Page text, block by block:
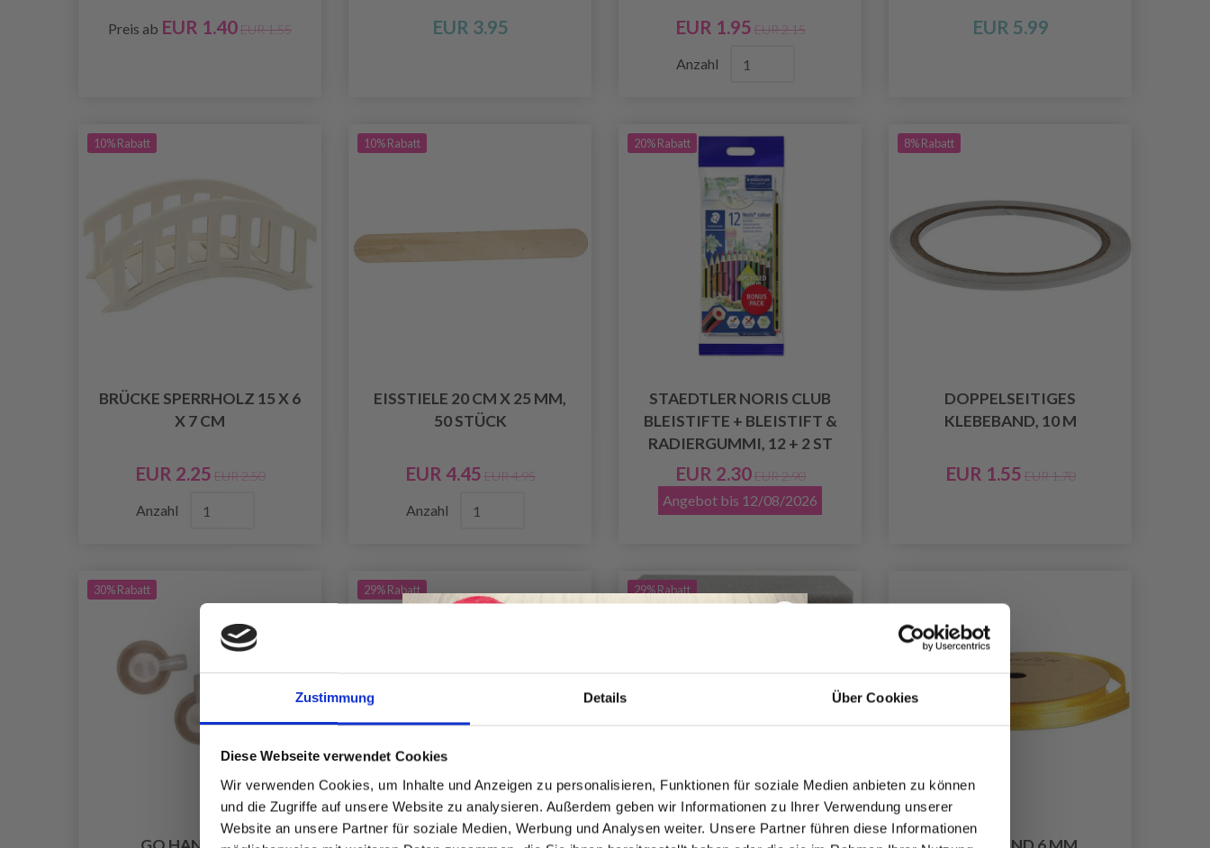
Zustimmung Details Über Cookies
Diese Webseite verwendet Cookies
Wir verwenden Cookies, um Inhalte und Anzeigen zu personalisieren, Funktionen für soziale Medien anbieten zu können
und die Zugriffe auf unsere Website zu analysieren. Außerdem geben wir Informationen zu Ihrer Verwendung unserer
Website an unsere Partner für soziale Medien, Werbung und Analysen weiter. Unsere Partner führen diese Informationen
Preis ab EUR 1.40EUR 1.55 EUR 3.95 EUR 1.95 EUR 2.15
Anzahl
EUR 5.99
10% Rabatt
BRÜCKE SPERRHOLZ 15 X 6
X 7 CM
EUR 2.25 EUR 2.50
Anzahl
10% Rabatt
EISSTIELE 20 CM X 25 MM,
50 STÜCK
EUR 4.45 EUR 4.95
Anzahl
20% Rabatt
STAEDTLER NORIS CLUB
BLEISTIFTE + BLEISTIFT &
RADIERGUMMI, 12 + 2 ST
EUR 2.30 EUR 2.90
Angebot bis 12/08/2026
8% Rabatt
DOPPELSEITIGES
KLEBEBAND, 10 M
EUR 1.55 EUR 1.70
30% Rabatt 29% Rabatt 29% Rabatt
Werde ein Teil unserer Garn-Community
und erhalte exklusiven Zugang zu